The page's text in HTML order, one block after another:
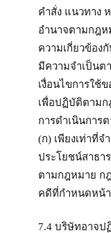
คำสั่ง แนวทาง
อำนาจตามกฎห
ความเกี่ยวข้อง
มีความจำเป็นต
เงื่อนไขการใช้
เพื่อปฏิบัติตาม
การดำเนินการ
(ก) เพียงเท่าที่จ
ประโยชน์สาธา
ตามกฎหมาย ก
คดีที่กำหนดหน้
7.4 บริษัทอาจป